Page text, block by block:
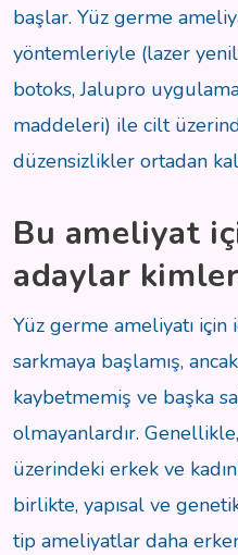
başlar. Yüz germe
yöntemleriyle (lazer
botoks, Jalupro
maddeleri) ile cilt
düzensizlikler ortadan
Bu ameliyat
adaylar
Yüz germe ameliyatı
sarkmaya başlamış,
kaybetmemiş ve başka
olmayanlardır.
üzerindeki erkek ve
birlikte, yapısal ve
tip ameliyatlar daha